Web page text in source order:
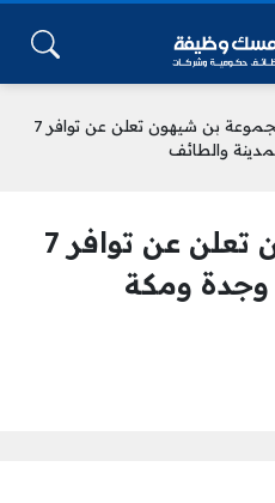
مجموعة بن شيهون تعلن عن توافر 7
والطائف
مجموعة بن شيهون تعلن عن توافر 7
ومكة